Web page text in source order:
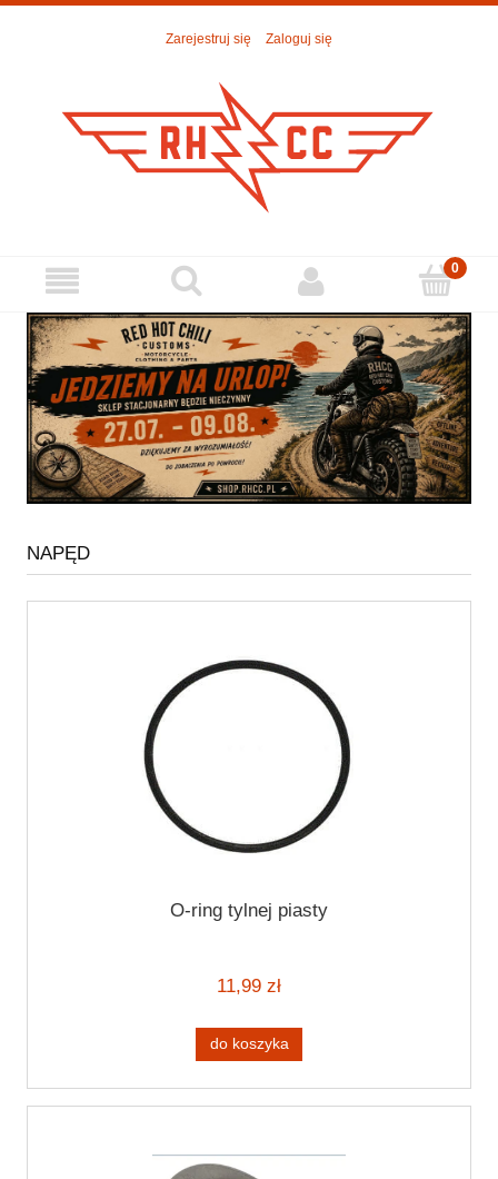
Zarejestruj się Zaloguj się
NAPĘD
O-ring tylnej piasty
11,99 zł
do koszyka